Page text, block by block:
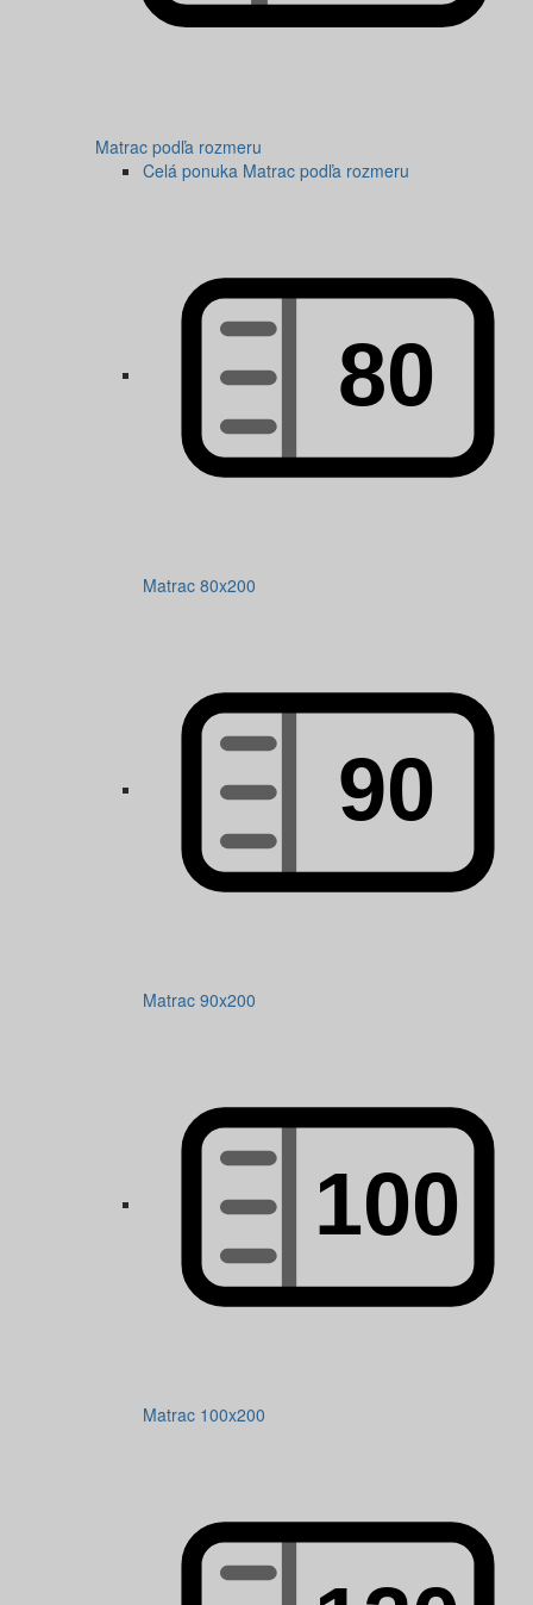
Matrac podľa rozmeru
Celá ponuka Matrac podľa rozmeru
Matrac 80x200
Matrac 90x200
Matrac 100x200